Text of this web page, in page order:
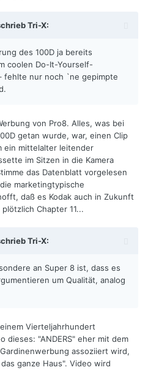
Tri-X:
des 100D ja bereits
coolen Do-It-Yourself-
fehlte nur noch `ne gepimpte
von Pro8. Alles, was bei
getan wurde, war, einen Clip
ein mittelalter leitender
im Sitzen in die Kamera
das Datenblatt vorgelesen
marketingtypische
daß es Kodak auch in Zukunft
Chapter 11...
Tri-X:
an Super 8 ist, dass es
um Qualität, analog
Vierteljahrhundert
dieses: "ANDERS" eher mit dem
assoziiert wird,
ganze Haus". Video wird